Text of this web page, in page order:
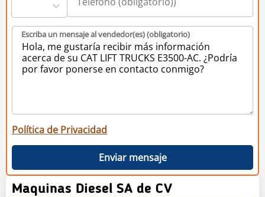
Escriba un mensaje al vendedor(es) (obligatorio)
Política de Privacidad
Enviar mensaje
Maquinas Diesel SA de CV